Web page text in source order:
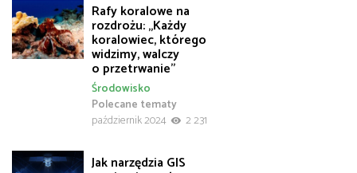
Rafy koralowe na
rozdrożu: „Każdy
koralowiec, którego
widzimy, walczy
o przetrwanie”
Polecane tematy
Środowisko
październik 2024
2 231
Jak narzędzia GIS